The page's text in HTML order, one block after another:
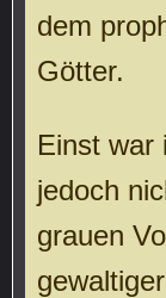
dem
Götter.
Einst war
jedoch
grauen